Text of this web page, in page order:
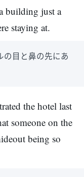
building just a
staying at.
の目と鼻の先にあ
the hotel last
someone on the
being so